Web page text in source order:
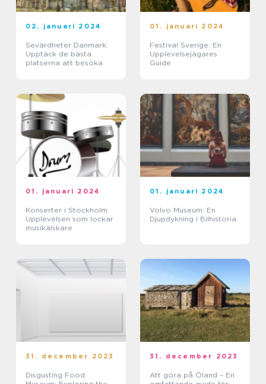
02. januari 2024
Sevärdheter Danmark:
Upptäck de bästa
platserna att besöka
01. januari 2024
Festival Sverige: En
Upplevelsejägares
Guide
01. januari 2024
Konserter i Stockholm
Upplevelsen som lockar
musikälskare
01. januari 2024
Volvo Museum: En
Djupdykning i Bilhistoria
31. december 2023
Disgusting Food
31. december 2023
Att göra på Öland – En